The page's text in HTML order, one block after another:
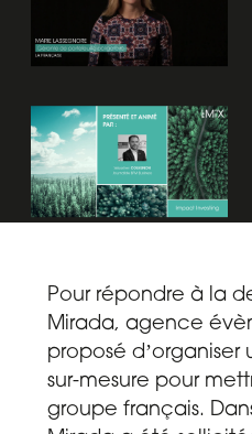
Pour répondre à la
Mirada, agence
proposé
sur-mesure pour
groupe français.